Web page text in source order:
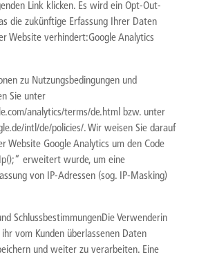
Link klicken. Es wird ein Opt-Out-
die zukünftige Erfassung Ihrer Daten
Website verhindert:Google Analytics
zu Nutzungsbedingungen und
Sie unter
analytics/terms/de.html bzw. unter
intl/de/policies/. Wir weisen Sie darauf
Website Google Analytics um den Code
erweitert wurde, um eine
von IP-Adressen (sog. IP-Masking)
SchlussbestimmungenDie Verwenderin
vom Kunden überlassenen Daten
und weiter zu verarbeiten. Eine